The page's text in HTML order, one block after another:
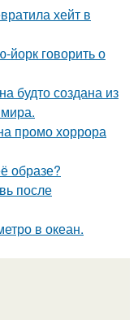
хейт в
йорк говорить о
будто создана из
промо хоррора
образе?
после
в океан.